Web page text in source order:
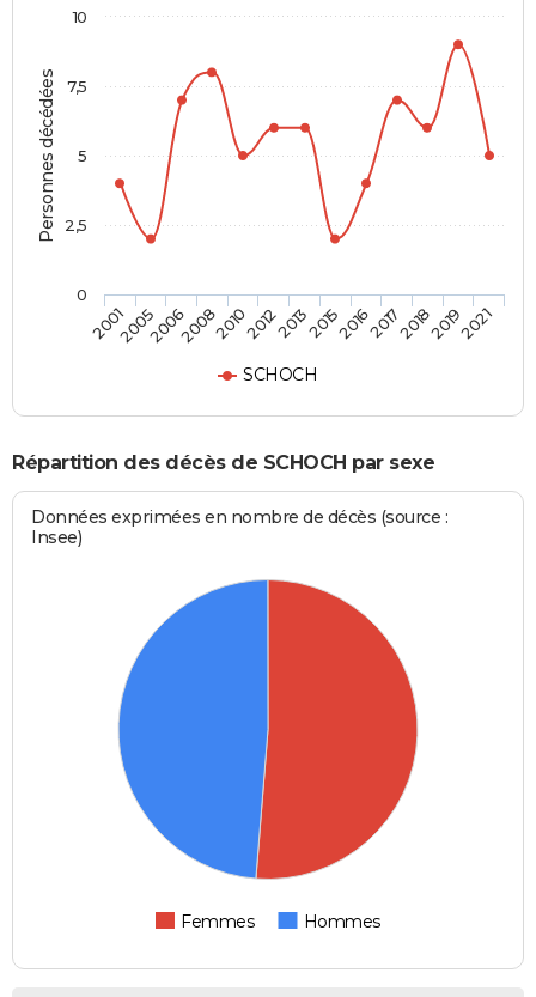
Personnes décédées
SCHOCH
2001200520062008201020122013201520162017201820192021
0
10
2,5
5
7,5
Répartition des décès de SCHOCH par sexe
Données exprimées en nombre de décès (source :
Insee)
Femmes Hommes